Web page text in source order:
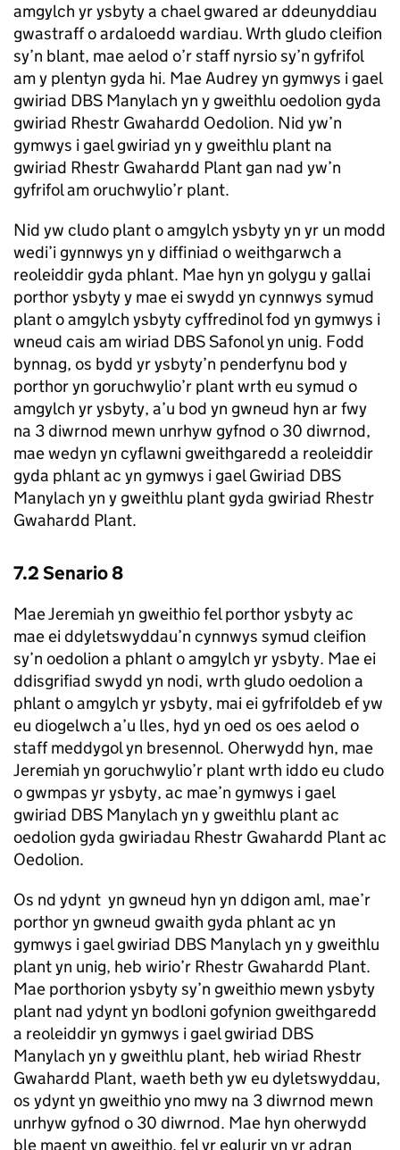
amgylch yr ysbyty a chael gwared ar ddeunyddiau
gwastraff o ardaloedd wardiau. Wrth gludo cleifion
sy’n blant, mae aelod o’r staff nyrsio sy’n gyfrifol
am y plentyn gyda hi. Mae Audrey yn gymwys i gael
gwiriad DBS Manylach yn y gweithlu oedolion gyda
gwiriad Rhestr Gwahardd Oedolion. Nid yw’n
gymwys i gael gwiriad yn y gweithlu plant na
gwiriad Rhestr Gwahardd Plant gan nad yw’n
gyfrifol am oruchwylio’r plant.
Nid yw cludo plant o amgylch ysbyty yn yr un modd
wedi’i gynnwys yn y diffiniad o weithgarwch a
reoleiddir gyda phlant. Mae hyn yn golygu y gallai
porthor ysbyty y mae ei swydd yn cynnwys symud
plant o amgylch ysbyty cyffredinol fod yn gymwys i
wneud cais am wiriad DBS Safonol yn unig. Fodd
bynnag, os bydd yr ysbyty’n penderfynu bod y
porthor yn goruchwylio’r plant wrth eu symud o
amgylch yr ysbyty, a’u bod yn gwneud hyn ar fwy
na 3 diwrnod mewn unrhyw gyfnod o 30 diwrnod,
mae wedyn yn cyflawni gweithgaredd a reoleiddir
gyda phlant ac yn gymwys i gael Gwiriad DBS
Manylach yn y gweithlu plant gyda gwiriad Rhestr
Gwahardd Plant.
7.2 Senario 8
Mae Jeremiah yn gweithio fel porthor ysbyty ac
mae ei ddyletswyddau’n cynnwys symud cleifion
sy’n oedolion a phlant o amgylch yr ysbyty. Mae ei
ddisgrifiad swydd yn nodi, wrth gludo oedolion a
phlant o amgylch yr ysbyty, mai ei gyfrifoldeb ef yw
eu diogelwch a’u lles, hyd yn oed os oes aelod o
staff meddygol yn bresennol. Oherwydd hyn, mae
Jeremiah yn goruchwylio’r plant wrth iddo eu cludo
o gwmpas yr ysbyty, ac mae’n gymwys i gael
gwiriad DBS Manylach yn y gweithlu plant ac
oedolion gyda gwiriadau Rhestr Gwahardd Plant ac
Oedolion.
Os nd ydynt yn gwneud hyn yn ddigon aml, mae’r
porthor yn gwneud gwaith gyda phlant ac yn
gymwys i gael gwiriad DBS Manylach yn y gweithlu
plant yn unig, heb wirio’r Rhestr Gwahardd Plant.
Mae porthorion ysbyty sy’n gweithio mewn ysbyty
plant nad ydynt yn bodloni gofynion gweithgaredd
a reoleiddir yn gymwys i gael gwiriad DBS
Manylach yn y gweithlu plant, heb wiriad Rhestr
Gwahardd Plant, waeth beth yw eu dyletswyddau,
os ydynt yn gweithio yno mwy na 3 diwrnod mewn
unrhyw gyfnod o 30 diwrnod. Mae hyn oherwydd
ble maent yn gweithio, fel yr eglurir yn yr adran